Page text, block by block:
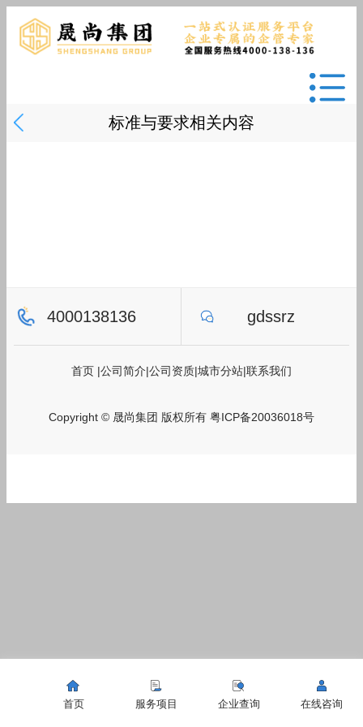
标准与要求相关内容
4000138136 gdssrz
首页 |公司简介|公司资质|城市分站|联系我们
Copyright © 晟尚集团 版权所有 粤ICP备20036018号
首页 服务项目 企业查询 在线咨询